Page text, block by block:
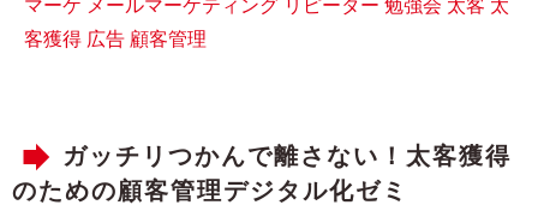
マーケ メールマーケティング リピーター 勉強会 太客 太
客獲得 広告 顧客管理
ガッチリつかんで離さない！太客獲得
のための顧客管理デジタル化ゼミ